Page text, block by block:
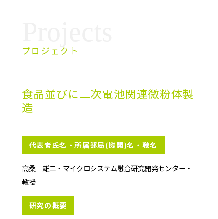
プロジェクト
食品並びに二次電池関連微粉体製
造
代表者氏名・所属部局(機関)名・職名
高桑 雄二・マイクロシステム融合研究開発センター・
教授
研究の概要